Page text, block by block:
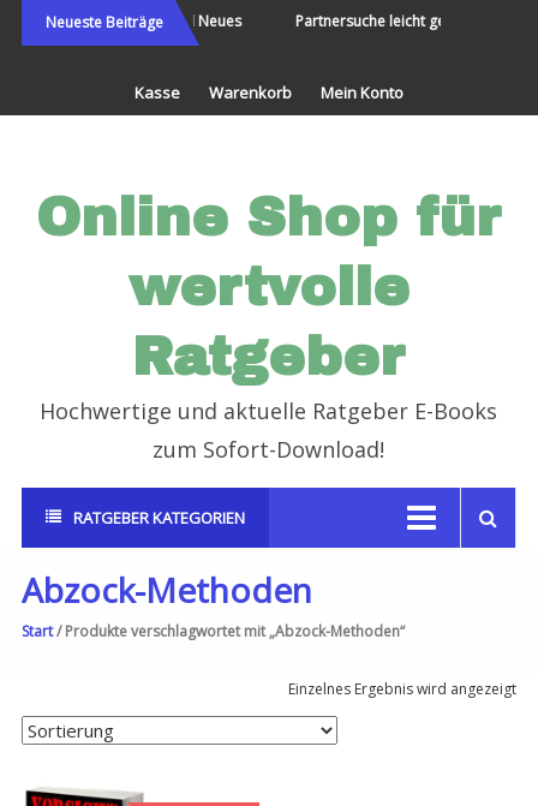
Direkt
zum
Neueste Beiträge
Die Welt bereisen und Neues
erleben
Partnersuche leicht gemacht
Kasse Warenkorb Mein Konto
Online Shop für
wertvolle
Ratgeber
Hochwertige und aktuelle Ratgeber E-Books
zum Sofort-Download!
RATGEBER KATEGORIEN
Abzock-Methoden
Start/ Produkte verschlagwortet mit „Abzock-Methoden“
Einzelnes Ergebnis wird angezeigt